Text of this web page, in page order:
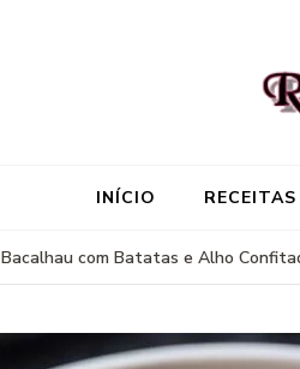
INÍCIO RECEITAS
Bacalhau com Batatas e Alho